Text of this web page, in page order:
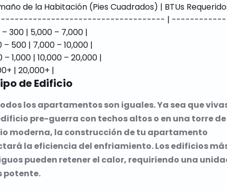
de la Habitación (Pies Cuadrados) | BTUs
|
– 300 | 5,000 – 7,000 |
– 500 | 7,000 – 10,000 |
– 1,000 | 10,000 – 20,000 |
de Edificio
los apartamentos son iguales. Ya sea que
pre-guerra con techos altos o en una torre de
moderna, la construcción de tu apartamento
la eficiencia del enfriamiento. Los edificios
pueden retener el calor, requiriendo una
potente.